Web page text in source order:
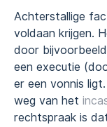
Achterstallige
voldaan krijgen.
door
een executie
er een vonnis
weg van het
rechtspraak is